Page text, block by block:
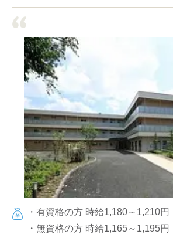
・有資格の方 時給1,180～1,210円
・無資格の方 時給1,165～1,195円